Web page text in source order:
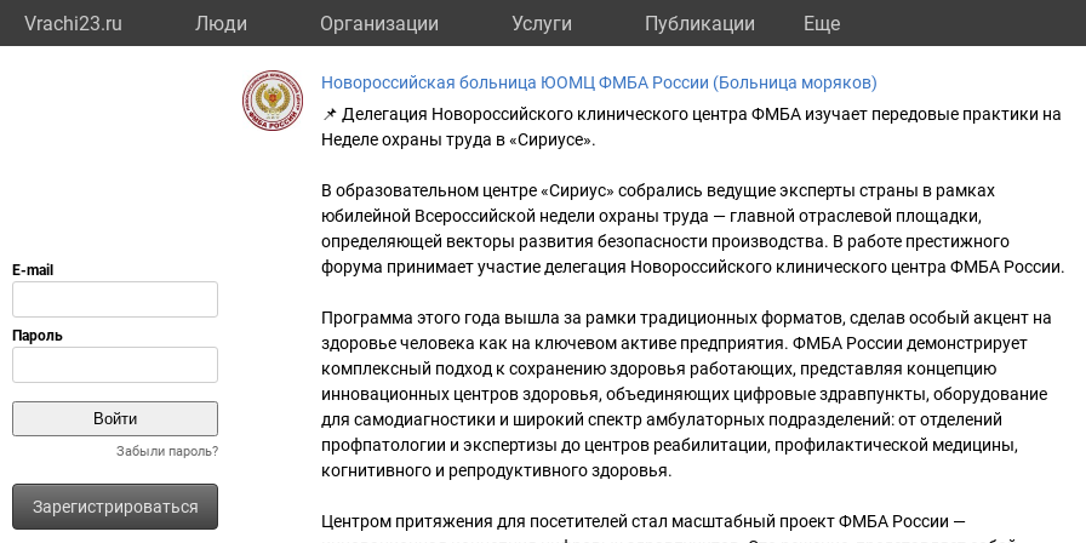
Vrachi23.ru Люди Организации Услуги Публикации Eще
Забыли пароль?
Зарегистрироваться
Новороссийская больница ЮОМЦ ФМБА России (Больница моряков)
📌 Делегация Новороссийского клинического центра ФМБА изучает передовые практики на
Неделе охраны труда в «Сириусе».
В образовательном центре «Сириус» собрались ведущие эксперты страны в рамках
юбилейной Всероссийской недели охраны труда — главной отраслевой площадки,
определяющей векторы развития безопасности производства. В работе престижного
форума принимает участие делегация Новороссийского клинического центра ФМБА России.
Программа этого года вышла за рамки традиционных форматов, сделав особый акцент на
здоровье человека как на ключевом активе предприятия. ФМБА России демонстрирует
комплексный подход к сохранению здоровья работающих, представляя концепцию
инновационных центров здоровья, объединяющих цифровые здравпункты, оборудование
для самодиагностики и широкий спектр амбулаторных подразделений: от отделений
профпатологии и экспертизы до центров реабилитации, профилактической медицины,
когнитивного и репродуктивного здоровья.
Центром притяжения для посетителей стал масштабный проект ФМБА России —